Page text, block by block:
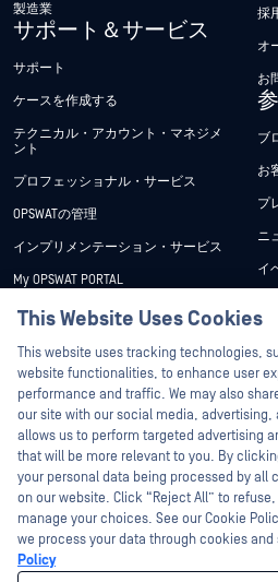
製造業
サポート＆サービス
サポート
ケースを作成する
テクニカル・アカウント・マネジメ
ント
プロフェッショナル・サービス
OPSWATの管理
インプリメンテーション・サービス
My OPSWAT PORTAL
技術文書
トレーニング
脆弱性対策プログラム
パートナー
認証
テクノロジー・パートナー
OPSWAT チャネル パートナー
採
オ
お
ブ
お
プ
ニ
イ
ホ
無
©2026OPSWAT . All rights reserved.OPSWAT、
MetaAccess、OPSWAT 、Trust no File. Trust
This Website Uses Cookies
This website uses tracking technologies,
website functionalities, to enhance user
performance and traffic. We may also
our site with our social media, advertising,
allows us to perform targeted advertising
that will be more relevant to you. By
your personal data being processed by all
on our website. Click “Reject All” to
manage your choices. See our Cookie
we process your data through cookies
Policy
Hey there!
I'm Ozzy, your
How can I help
today?